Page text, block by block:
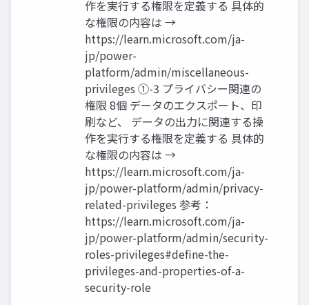
作を実行する権限を定義する 具体的
な権限の内容は →
https://learn.microsoft.com/ja-
jp/power-
platform/admin/miscellaneous-
privileges ①-3 プライバシー関連の
権限 8個 データのエクスポート、印
刷など、 データの出力に関連する操
作を実行する権限を定義する 具体的
な権限の内容は →
https://learn.microsoft.com/ja-
jp/power-platform/admin/privacy-
related-privileges 参考：
https://learn.microsoft.com/ja-
jp/power-platform/admin/security-
roles-privileges#define-the-
privileges-and-properties-of-a-
security-role